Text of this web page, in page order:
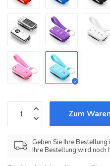
Zum
Geben Sie Ihre
Ihre Bestellung wird noch